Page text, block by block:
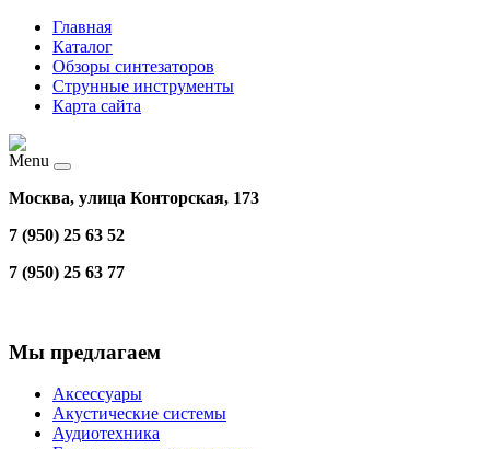
Главная
Каталог
Обзоры синтезаторов
Струнные инструменты
Карта сайта
Menu
Москва, улица Конторская, 173
7 (950) 25 63 52
7 (950) 25 63 77
Мы предлагаем
Аксессуары
Акустические системы
Аудиотехника